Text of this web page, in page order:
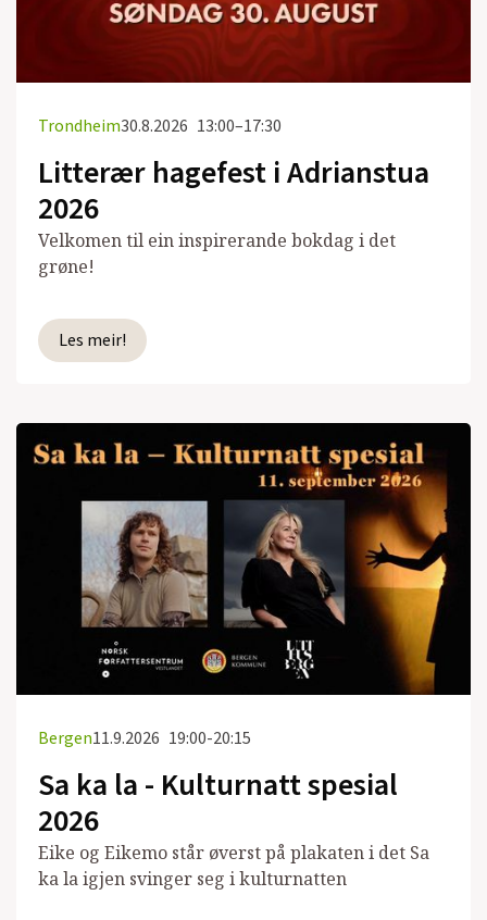
Trondheim30.8.2026 13:00–17:30
Litterær hagefest i Adrianstua
2026
Velkomen til ein inspirerande bokdag i det
grøne!
Les meir!
Bergen11.9.2026 19:00-20:15
Sa ka la - Kulturnatt spesial
2026
Eike og Eikemo står øverst på plakaten i det Sa
ka la igjen svinger seg i kulturnatten